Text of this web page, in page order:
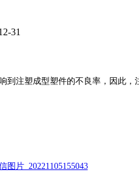
31
注塑成型塑件的不良率，因此，